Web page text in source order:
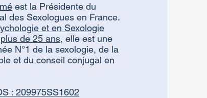
est la Présidente du
des Sexologues en France.
et en Sexologie
de 25 ans, elle est une
N°1 de la sexologie, de la
et du conseil conjugal en
: 209975SS1602